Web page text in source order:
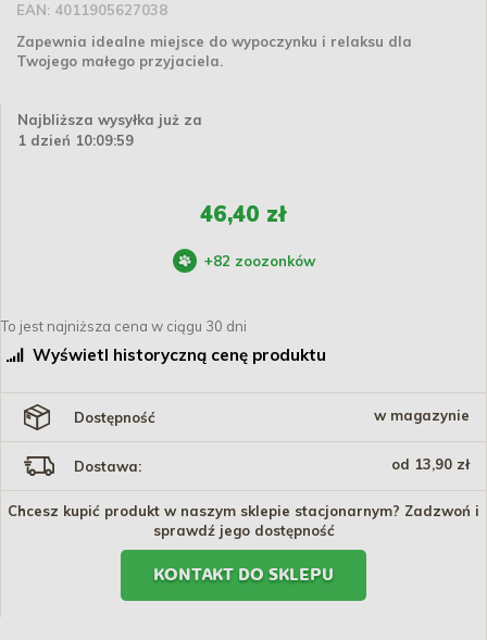
EAN: 4011905627038
Zapewnia idealne miejsce do wypoczynku i relaksu dla
Twojego małego przyjaciela.
Najbliższa wysyłka już za
1 dzień 10:09:59
46,40 zł
+82 zoozonków
To jest najniższa cena w ciągu 30 dni
Wyświetl historyczną cenę produktu
Dostępność w magazynie
Dostawa: od 13,90 zł
Chcesz kupić produkt w naszym sklepie stacjonarnym? Zadzwoń i
sprawdź jego dostępność
KONTAKT DO SKLEPU